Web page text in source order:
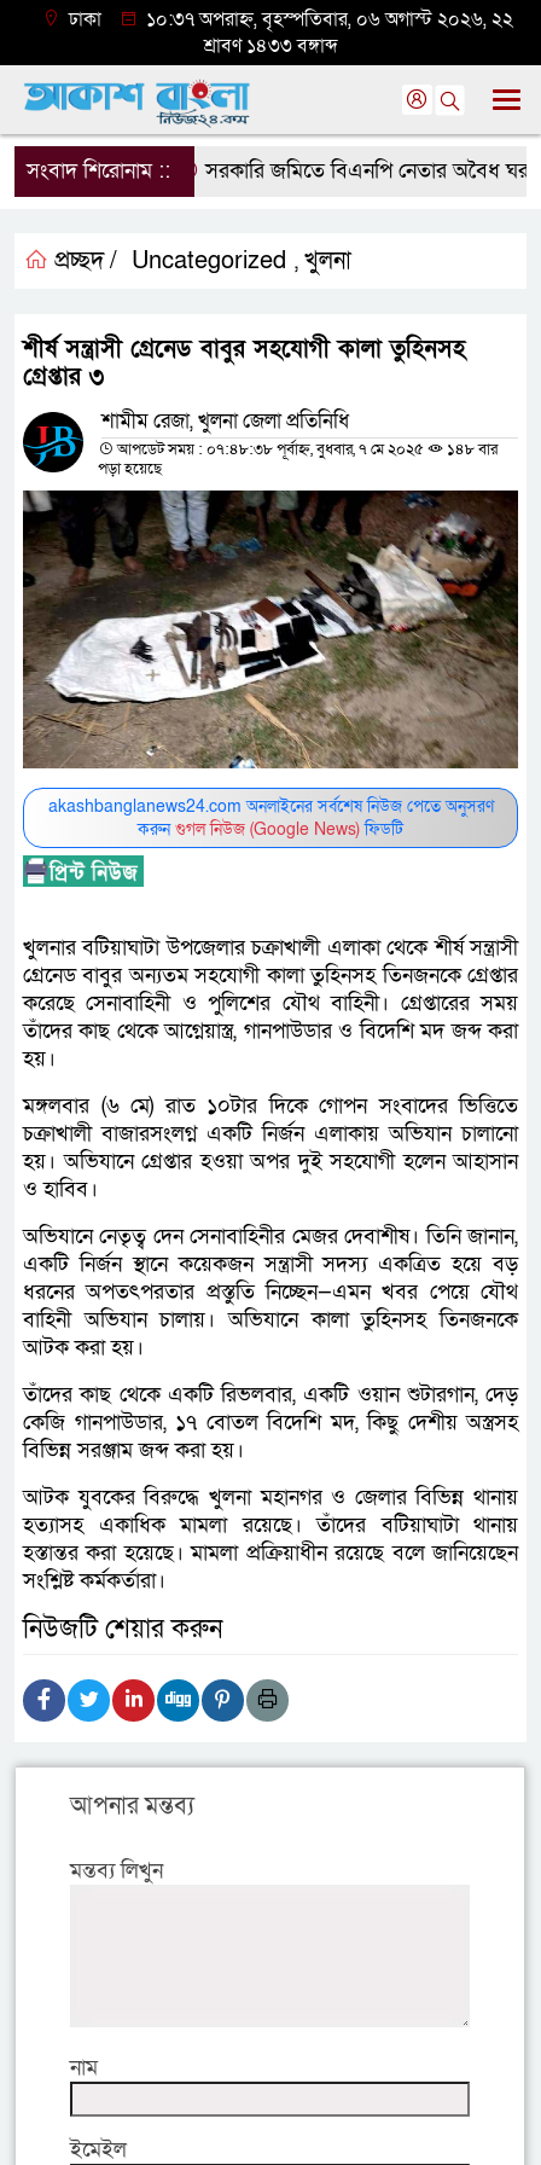
ঢাকা
১০:৩৭ অপরাহ্ন, বৃহস্পতিবার, ০৬ অগাস্ট ২০২৬, ২২
শ্রাবণ ১৪৩৩ বঙ্গাব্দ
সংবাদ শিরোনাম :: সরকারি জমিতে বিএনপি নেতার অবৈধ ঘর
প্রচ্ছদ / Uncategorized , খুলনা
শীর্ষ সন্ত্রাসী গ্রেনেড বাবুর সহযোগী কালা তুহিনসহ
গ্রেপ্তার ৩
শামীম রেজা, খুলনা জেলা প্রতিনিধি
আপডেট সময় : ০৭:৪৮:৩৮ পূর্বাহ্ন, বুধবার, ৭ মে ২০২৫
১৪৮ বার
পড়া হয়েছে
akashbanglanews24.com অনলাইনের সর্বশেষ নিউজ পেতে অনুসরণ
করুনগুগল নিউজ (Google News)ফিডটি
খুলনার বটিয়াঘাটা উপজেলার চক্রাখালী এলাকা থেকে শীর্ষ সন্ত্রাসী
গ্রেনেড বাবুর অন্যতম সহযোগী কালা তুহিনসহ তিনজনকে গ্রেপ্তার
করেছে সেনাবাহিনী ও পুলিশের যৌথ বাহিনী। গ্রেপ্তারের সময়
তাঁদের কাছ থেকে আগ্নেয়াস্ত্র, গানপাউডার ও বিদেশি মদ জব্দ করা
হয়।
মঙ্গলবার (৬ মে) রাত ১০টার দিকে গোপন সংবাদের ভিত্তিতে
চক্রাখালী বাজারসংলগ্ন একটি নির্জন এলাকায় অভিযান চালানো
হয়। অভিযানে গ্রেপ্তার হওয়া অপর দুই সহযোগী হলেন আহাসান
ও হাবিব।
অভিযানে নেতৃত্ব দেন সেনাবাহিনীর মেজর দেবাশীষ। তিনি জানান,
একটি নির্জন স্থানে কয়েকজন সন্ত্রাসী সদস্য একত্রিত হয়ে বড়
ধরনের অপতৎপরতার প্রস্তুতি নিচ্ছেন—এমন খবর পেয়ে যৌথ
বাহিনী অভিযান চালায়। অভিযানে কালা তুহিনসহ তিনজনকে
আটক করা হয়।
তাঁদের কাছ থেকে একটি রিভলবার, একটি ওয়ান শুটারগান, দেড়
কেজি গানপাউডার, ১৭ বোতল বিদেশি মদ, কিছু দেশীয় অস্ত্রসহ
বিভিন্ন সরঞ্জাম জব্দ করা হয়।
আটক যুবকের বিরুদ্ধে খুলনা মহানগর ও জেলার বিভিন্ন থানায়
হত্যাসহ একাধিক মামলা রয়েছে। তাঁদের বটিয়াঘাটা থানায়
হস্তান্তর করা হয়েছে। মামলা প্রক্রিয়াধীন রয়েছে বলে জানিয়েছেন
সংশ্লিষ্ট কর্মকর্তারা।
নিউজটি শেয়ার করুন
আপনার মন্তব্য
মন্তব্য লিখুন
নাম
ইমেইল